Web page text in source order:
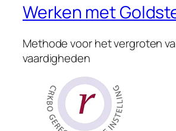
Werken met
Methode voor het vergroten
vaardigheden